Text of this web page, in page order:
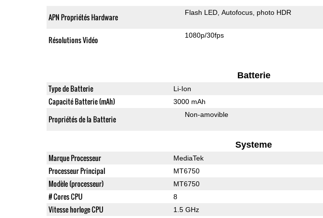
APN Propriétés Hardware Flash LED Autofocus photo HDR
Résolutions Vidéo 1080p/30fps
Batterie
Type de Batterie Li-Ion
Capacité Batterie (mAh) 3000 mAh
Propriétés de la Batterie Non-amovible
Systeme
Marque Processeur MediaTek
Processeur Principal MT6750
Modèle (processeur) MT6750
# Cores CPU 8
Vitesse horloge CPU 1.5 GHz